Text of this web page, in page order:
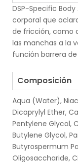
DSP-Specific
corporal que
de fricción, como
las manchas a la
función barrera de
Composición
Aqua (Water),
Dicaprylyl Ether,
Pentylene Glycol,
Butylene Glycol,
Butyrospermum
Oligosaccharide,